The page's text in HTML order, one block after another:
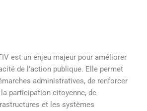
est un enjeu majeur pour améliorer
de l’action publique. Elle permet
administratives, de renforcer
la participation citoyenne, de
et les systèmes